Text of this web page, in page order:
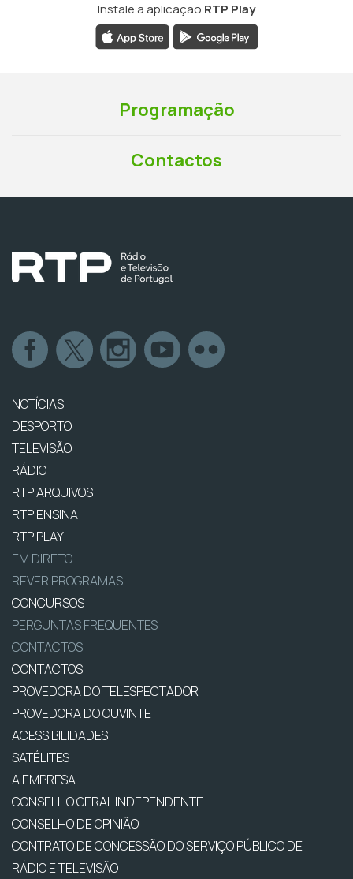
Instale a aplicação RTP Play
Programação
Contactos
NOTÍCIAS
DESPORTO
TELEVISÃO
RÁDIO
RTP ARQUIVOS
RTP ENSINA
RTP PLAY
EM DIRETO
REVER PROGRAMAS
CONCURSOS
PERGUNTAS FREQUENTES
CONTACTOS
CONTACTOS
PROVEDORA DO TELESPECTADOR
PROVEDORA DO OUVINTE
ACESSIBILIDADES
SATÉLITES
A EMPRESA
CONSELHO GERAL INDEPENDENTE
CONSELHO DE OPINIÃO
CONTRATO DE CONCESSÃO DO SERVIÇO PÚBLICO DE
RÁDIO E TELEVISÃO